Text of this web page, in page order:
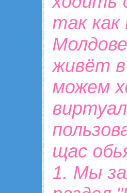
так
живёт
можем
щас
1. Мы